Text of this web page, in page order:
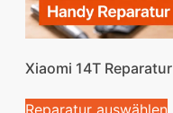
Xiaomi 14T Reparatur